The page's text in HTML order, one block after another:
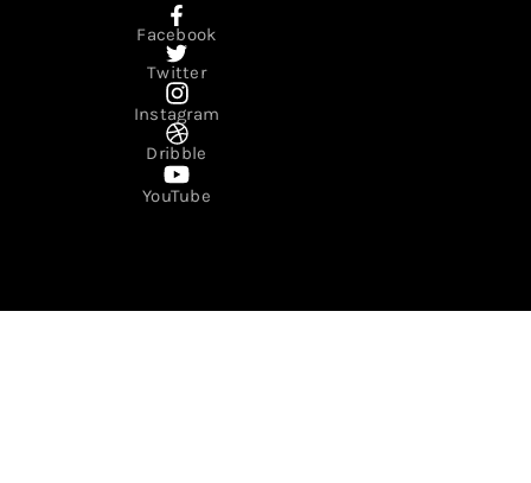
Facebook
Twitter
Instagram
Dribble
YouTube